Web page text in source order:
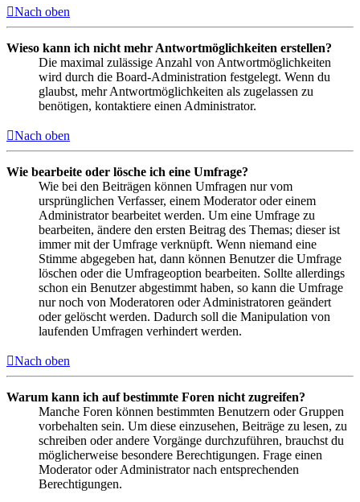
Nach oben
Wieso kann ich nicht mehr Antwortmöglichkeiten erstellen?
Die maximal zulässige Anzahl von Antwortmöglichkeiten
wird durch die Board-Administration festgelegt. Wenn du
glaubst, mehr Antwortmöglichkeiten als zugelassen zu
benötigen, kontaktiere einen Administrator.
Nach oben
Wie bearbeite oder lösche ich eine Umfrage?
Wie bei den Beiträgen können Umfragen nur vom
ursprünglichen Verfasser, einem Moderator oder einem
Administrator bearbeitet werden. Um eine Umfrage zu
bearbeiten, ändere den ersten Beitrag des Themas; dieser ist
immer mit der Umfrage verknüpft. Wenn niemand eine
Stimme abgegeben hat, dann können Benutzer die Umfrage
löschen oder die Umfrageoption bearbeiten. Sollte allerdings
schon ein Benutzer abgestimmt haben, so kann die Umfrage
nur noch von Moderatoren oder Administratoren geändert
oder gelöscht werden. Dadurch soll die Manipulation von
laufenden Umfragen verhindert werden.
Nach oben
Warum kann ich auf bestimmte Foren nicht zugreifen?
Manche Foren können bestimmten Benutzern oder Gruppen
vorbehalten sein. Um diese einzusehen, Beiträge zu lesen, zu
schreiben oder andere Vorgänge durchzuführen, brauchst du
möglicherweise besondere Berechtigungen. Frage einen
Moderator oder Administrator nach entsprechenden
Berechtigungen.